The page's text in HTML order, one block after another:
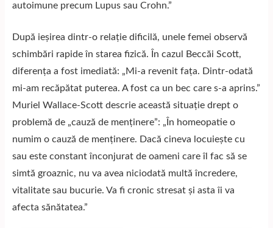
autoimune precum Lupus sau Crohn.”
După ieșirea dintr-o relație dificilă, unele femei observă
schimbări rapide în starea fizică. În cazul Beccăi Scott,
diferența a fost imediată: „Mi-a revenit fața. Dintr-odată
mi-am recăpătat puterea. A fost ca un bec care s-a aprins.”
Muriel Wallace-Scott descrie această situație drept o
problemă de „cauză de menținere”: „În homeopatie o
numim o cauză de menținere. Dacă cineva locuiește cu
sau este constant înconjurat de oameni care îl fac să se
simtă groaznic, nu va avea niciodată multă încredere,
vitalitate sau bucurie. Va fi cronic stresat și asta îi va
afecta sănătatea.”